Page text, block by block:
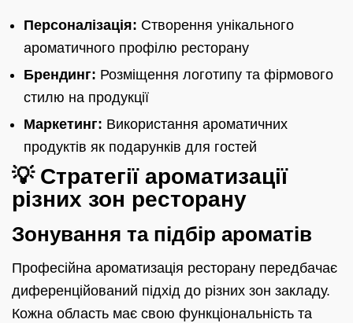
Персоналізація: Створення унікального
ароматичного профілю ресторану
Брендинг: Розміщення логотипу та фірмового
стилю на продукції
Маркетинг: Використання ароматичних
продуктів як подарунків для гостей
💡 Стратегії ароматизації
різних зон ресторану
Зонування та підбір ароматів
Професійна ароматизація ресторану передбачає
диференційований підхід до різних зон закладу.
Кожна область має свою функціональність та